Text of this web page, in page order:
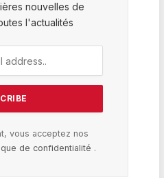
nouvelles de
l'actualités
vous acceptez nos
de confidentialité .